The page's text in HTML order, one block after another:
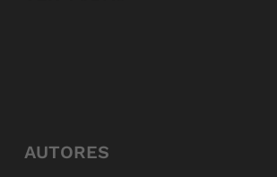
AUTORES